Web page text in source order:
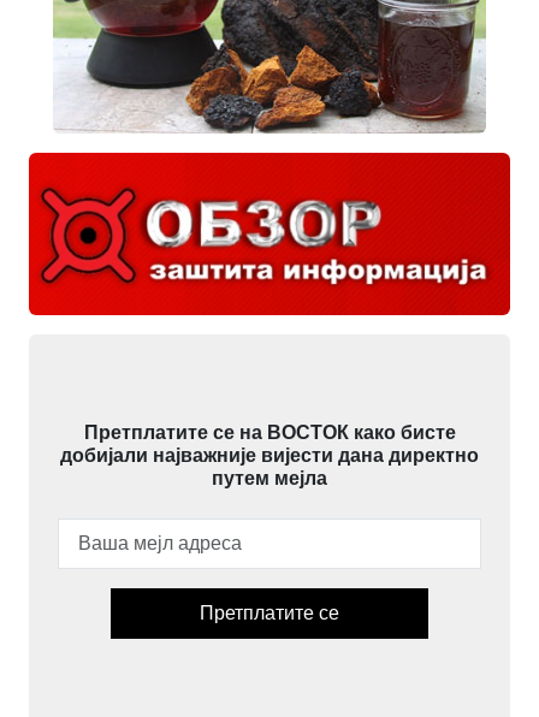
Претплатите се на ВОСТОК како бисте
добијали најважније вијести дана директно
путем мејла
Претплатите се